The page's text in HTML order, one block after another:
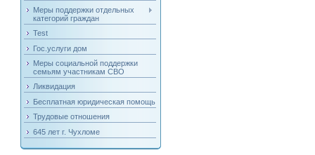
Меры поддержки отдельных
категорий граждан
Test
Гос.услуги дом
Меры социальной поддержки
семьям участникам СВО
Ликвидация
Бесплатная юридическая помощь
Трудовые отношения
645 лет г. Чухломе